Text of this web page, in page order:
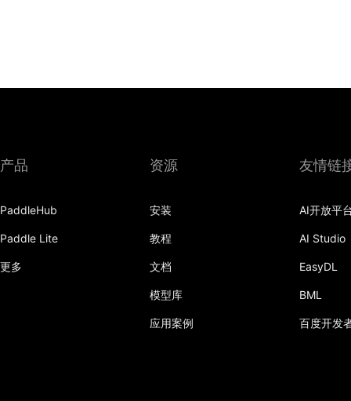
产品
PaddleHub
Paddle Lite
更多
资源
安装
教程
文档
模型库
应用案例
友情链
AI开放平
AI Studio
EasyDL
BML
百度开发